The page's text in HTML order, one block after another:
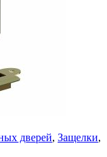
дверей, Защелки,